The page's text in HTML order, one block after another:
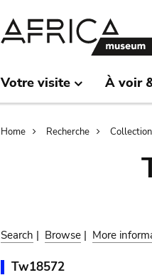
Votre visite À voir
Breadcrumb
Home Recherche
Search | Browse | More
Tw18572